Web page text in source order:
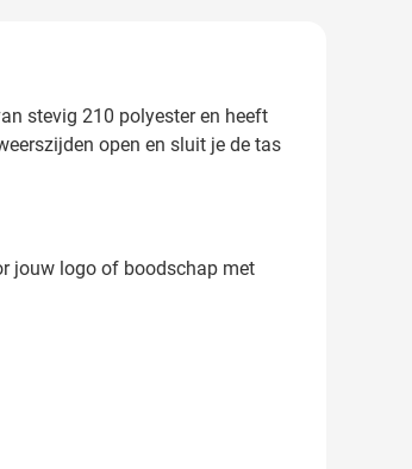
stevig 210 polyester en heeft
open en sluit je de tas
jouw logo of boodschap met